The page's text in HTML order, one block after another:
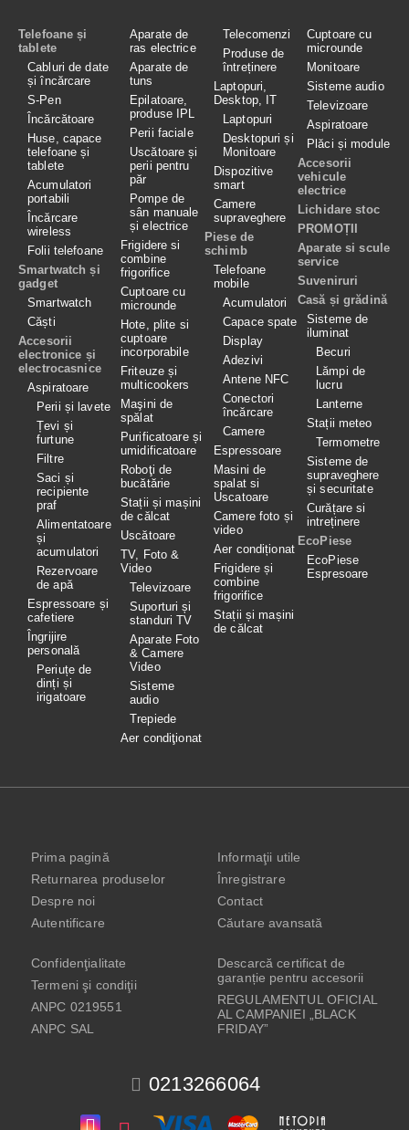
Telefoane și
tablete
Cabluri de date
și încărcare
S-Pen
Încărcătoare
Huse, capace
telefoane și
tablete
Acumulatori
portabili
Încărcare
wireless
Folii telefoane
Smartwatch și
gadget
Smartwatch
Căști
Accesorii
electronice și
electrocasnice
Aspiratoare
Perii și lavete
Țevi și
furtune
Filtre
Saci și
recipiente
praf
Alimentatoare
și
acumulatori
Rezervoare
de apă
Espressoare și
cafetiere
Îngrijire
personală
Periuțe de
dinți și
irigatoare
Aparate de
ras electrice
Aparate de
tuns
Epilatoare,
produse IPL
Perii faciale
Uscătoare și
perii pentru
păr
Pompe de
sân manuale
și electrice
Frigidere si
combine
frigorifice
Cuptoare cu
microunde
Hote, plite si
cuptoare
incorporabile
Friteuze și
multicookers
Maşini de
spălat
Purificatoare și
umidificatoare
Roboţi de
bucătărie
Stații și mașini
de călcat
Uscătoare
TV, Foto &
Video
Televizoare
Suporturi și
standuri TV
Aparate Foto
& Camere
Video
Sisteme
audio
Trepiede
Aer condiţionat
Telecomenzi
Produse de
întreținere
Laptopuri,
Desktop, IT
Laptopuri
Desktopuri și
Monitoare
Dispozitive
smart
Camere
supraveghere
Piese de
schimb
Telefoane
mobile
Acumulatori
Capace spate
Display
Adezivi
Antene NFC
Conectori
încărcare
Camere
Espressoare
Masini de
spalat si
Uscatoare
Camere foto și
video
Aer condiționat
Frigidere și
combine
frigorifice
Stații și mașini
de călcat
Cuptoare cu
microunde
Monitoare
Sisteme audio
Televizoare
Aspiratoare
Plăci și module
Accesorii
vehicule
electrice
Lichidare stoc
PROMOȚII
Aparate si scule
service
Suveniruri
Casă și grădină
Sisteme de
iluminat
Becuri
Lămpi de
lucru
Lanterne
Stații meteo
Termometre
Sisteme de
supraveghere
și securitate
Curățare si
intreținere
EcoPiese
EcoPiese
Espresoare
0213266064
Prima pagină
Returnarea produselor
Despre noi
Autentificare
Informaţii utile
Înregistrare
Contact
Căutare avansată
Confidenţialitate
Termeni şi condiţii
ANPC 0219551
ANPC SAL
Descarcă certificat de
garanție pentru accesorii
REGULAMENTUL OFICIAL
AL CAMPANIEI „BLACK
FRIDAY”